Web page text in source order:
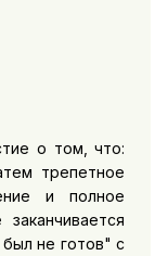
о том, что:
трепетное
и полное
не готов" с